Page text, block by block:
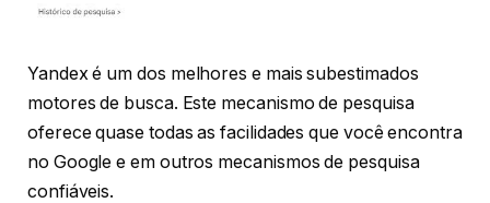
Yandex é um dos melhores e mais subestimados
motores de busca. Este mecanismo de pesquisa
oferece quase todas as facilidades que você encontra
no Google e em outros mecanismos de pesquisa
confiáveis.